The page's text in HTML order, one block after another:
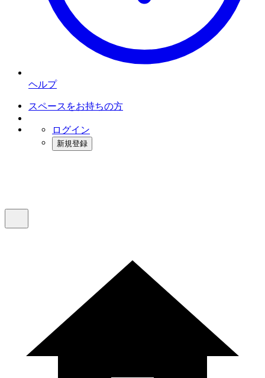
ヘルプ
スペースをお持ちの方
ログイン
新規登録